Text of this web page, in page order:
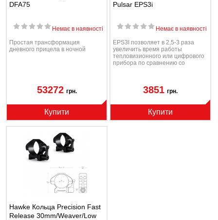
DFA75
Немає в наявності
Простая трансформация
дневного прицела в ночной
53272 грн.
Купити
Pulsar EPS3i
Немає в наявності
EPS3I позволяет в 2,5-3 раза
увеличить время работы
тепловизионного или цифрового
прибора по сравнению со
3851 грн.
Купити
Hawke Кольца Precision Fast
Release 30mm/Weaver/Low